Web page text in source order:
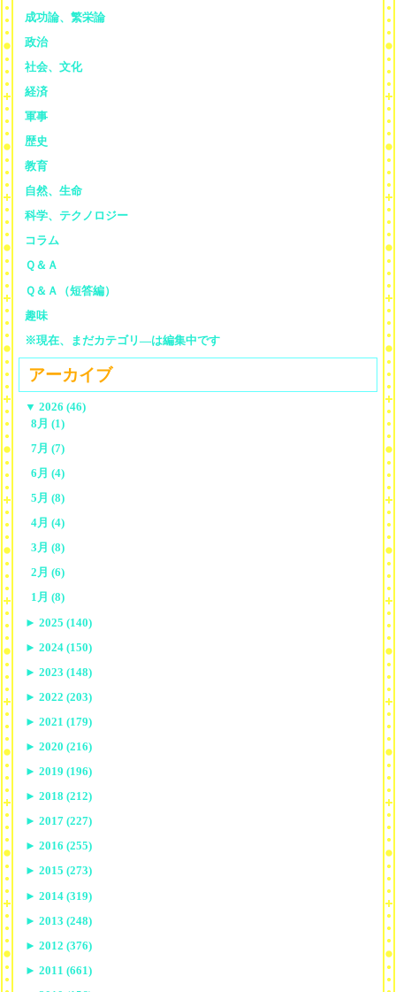
成功論、繁栄論
政治
社会、文化
経済
軍事
歴史
教育
自然、生命
科学、テクノロジー
コラム
Ｑ＆Ａ
Ｑ＆Ａ（短答編）
趣味
※現在、まだカテゴリ—は編集中です
アーカイブ
▼ 2026 (46)
8月 (1)
7月 (7)
6月 (4)
5月 (8)
4月 (4)
3月 (8)
2月 (6)
1月 (8)
► 2025 (140)
► 2024 (150)
► 2023 (148)
► 2022 (203)
► 2021 (179)
► 2020 (216)
► 2019 (196)
► 2018 (212)
► 2017 (227)
► 2016 (255)
► 2015 (273)
► 2014 (319)
► 2013 (248)
► 2012 (376)
► 2011 (661)